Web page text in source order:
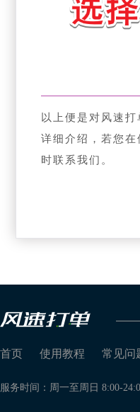
以上便是对风速
详细介绍，若您
时联系我们。
首页 使用教程 常见问
服务时间：周一至周日 8:00-